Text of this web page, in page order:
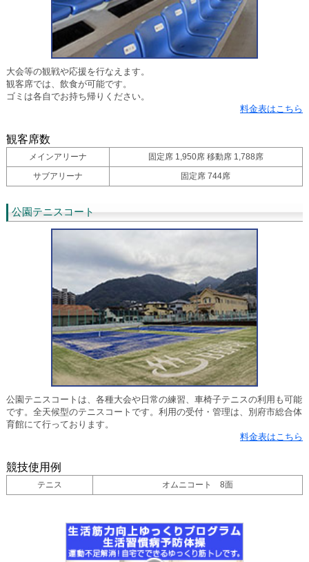
大会等の観戦や応援を行なえます。
観客席では、飲食が可能です。
ゴミは各自でお持ち帰りください。
料金表はこちら
観客席数
メインアリーナ
固定席 1,950席 移動席 1,788席
サブアリーナ
固定席 744席
公園テニスコート
公園テニスコートは、各種大会や日常の練習、車椅子テニスの利用も可能
です。全天候型のテニスコートです。利用の受付・管理は、別府市総合体
育館にて行っております。
料金表はこちら
競技使用例
テニス オムニコート 8面